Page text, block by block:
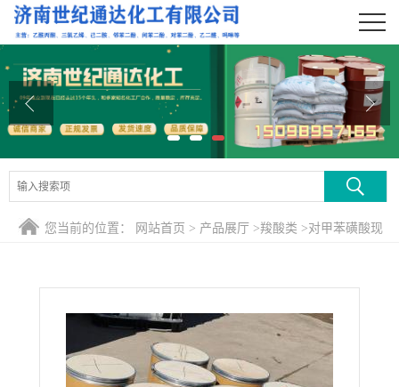
公司首页
公司介绍
产品展厅
证书荣誉
您当前的位置： 网站首页 > 产品展厅 >羧酸类 >对甲苯磺酸现